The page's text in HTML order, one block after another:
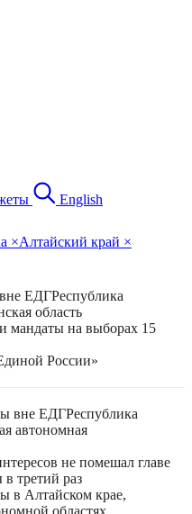
English
×Алтайский край ×
ЕДГРеспублика
область
мандаты на выборах 15
России»
вне ЕДГРеспублика
автономная
не помешал главе
третий раз
в Алтайском крае,
областях